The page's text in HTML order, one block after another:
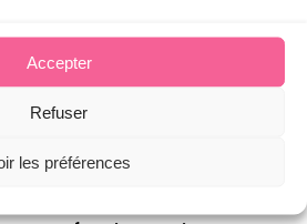
Accepter
Refuser
les préférences
par le médecin-
dans le cadre de la
du médecin-inspecteur du